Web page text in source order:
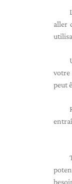
aller
votre
peut